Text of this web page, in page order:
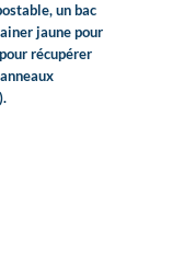
un bac
jaune pour
récupérer